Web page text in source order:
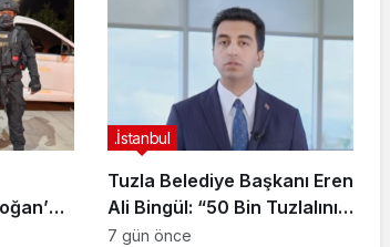
Tuzla Belediye Başkanı Eren
Ali Bingül: “50 Bin Tuzlalının
Evi Yıkılma Riskiyle Karşı
.İstanbul
7 gün önce